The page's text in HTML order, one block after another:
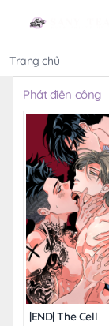
Trang chủ
Phát điên công
|END| The Cell